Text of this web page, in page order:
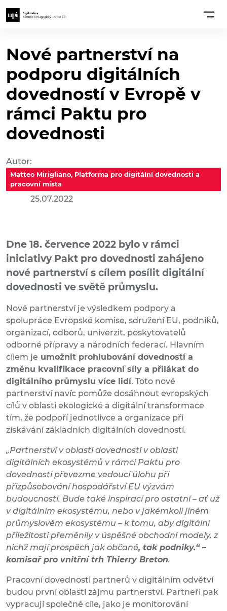
Nové partnerství na
podporu digitálních
dovedností v Evropě v
rámci Paktu pro
dovednosti
Autor:
Matteo Mirigliano, Platforma pro digitální dovednosti a
pracovní místa
25.07.2022
Dne 18. července 2022 bylo v rámci
iniciativy Pakt pro dovednosti zahájeno
nové partnerství s cílem posílit digitální
dovednosti ve světě průmyslu.
Nové partnerství je výsledkem podpory a
spolupráce Evropské komise, sdružení EU, podniků,
organizací, odborů, univerzit, poskytovatelů
odborné přípravy a národních federací. Hlavním
cílem je umožnit prohlubování dovedností a
změnu kvalifikace pracovní síly a přilákat do
digitálního průmyslu více lidí. Toto nové
partnerství navíc pomůže dosáhnout evropských
cílů v oblasti ekologické a digitální transformace
tím, že podpoří jednotlivce a organizace při
získávání základních digitálních dovedností.
„Partnerství v oblasti dovedností v oblasti
digitálních ekosystémů v rámci Paktu pro
dovednosti převezme vedoucí úlohu při
přizpůsobování hospodářství EU výzvám
budoucnosti. Bude také inspirací pro ostatní – ať už
v digitálním ekosystému, nebo v jakémkoli jiném
průmyslovém ekosystému – k tomu, aby digitální
příležitosti přeměnily v úspěšné obchodní modely, z
nichž mají prospěch jak občané, tak podniky.“ –
komisař pro vnitřní trh Thierry Breton.
Pracovní dovednosti partnerů v digitálním odvětví
budou první oblastí zájmu partnerství. Partneři pak
vypracují společné cíle, jako je monitorování